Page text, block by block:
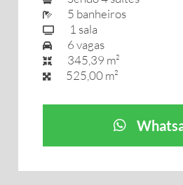
5 banheiros
1 sala
6 vagas
345,39 m²
525,00 m²